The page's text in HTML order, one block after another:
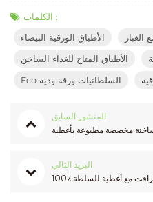
الكلمات :
الأطباق الورقية البيضاء
الغبار
الأطباق المتاح للغذاء الساخن
Eco السلطانيات ورقة ودية
المنشور السابق
مخصصة مطبوعة بأغطية
البريد التالي
مع أغطية للسلطة